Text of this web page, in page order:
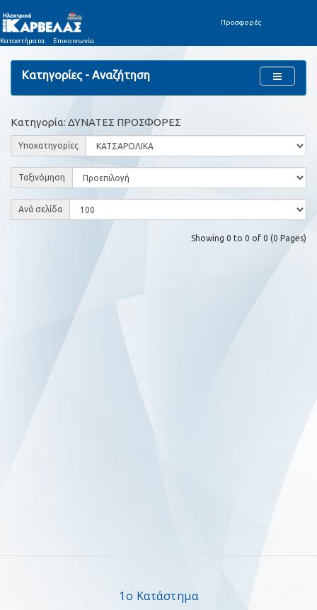
Προσφορές
Καταστήματα Επικοινωνία
Κατηγορίες - Αναζήτηση
Κατηγορία: ΔΥΝΑΤΕΣ ΠΡΟΣΦΟΡΕΣ
Υποκατηγορίες
Ταξινόμηση
Ανά σελίδα
Showing 0 to 0 of 0 (0 Pages)
1ο Κατάστημα